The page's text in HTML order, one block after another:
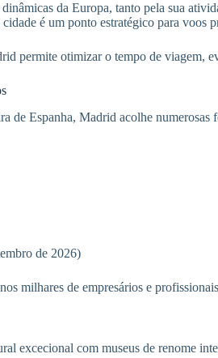
da Europa, tanto pela sua
é um ponto estratégico para voos
permite otimizar o tempo de viagem,
de Espanha, Madrid acolhe numerosas
de 2026)
milhares de empresários e
excecional com museus de renome